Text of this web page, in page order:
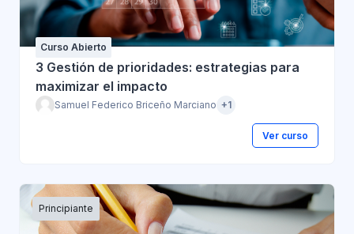
Curso Abierto
3 Gestión de prioridades: estrategias para
maximizar el impacto
Samuel Federico Briceño Marciano +1
Ver curso
Principiante